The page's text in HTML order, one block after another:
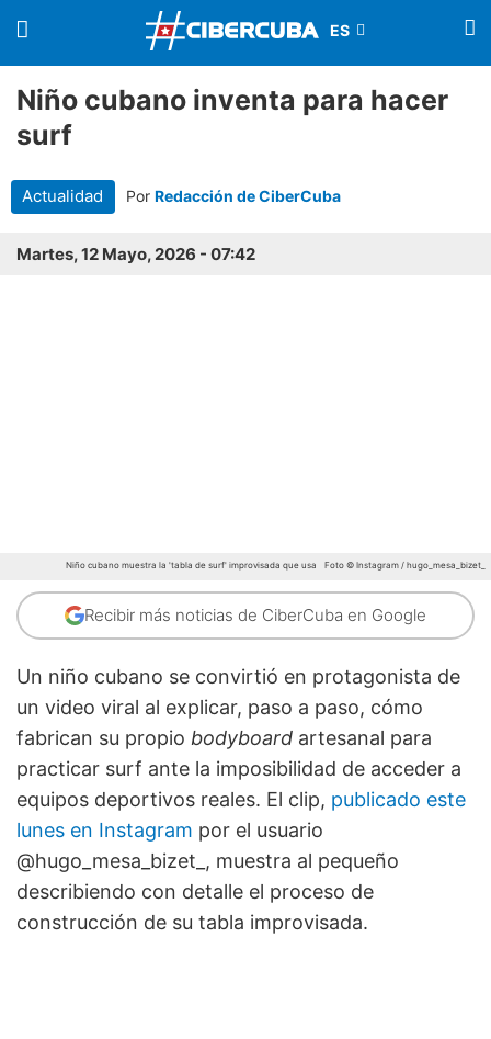
Niño cubano inventa para hacer
surf
Actualidad Por Redacción de CiberCuba
Martes, 12 Mayo, 2026 - 07:42
Niño cubano muestra la 'tabla de surf' improvisada que usa Foto © Instagram / hugo_mesa_bizet_
Recibir más noticias de CiberCuba en Google
Un niño cubano se convirtió en protagonista de
un video viral al explicar, paso a paso, cómo
fabrican su propio bodyboard artesanal para
practicar surf ante la imposibilidad de acceder a
equipos deportivos reales. El clip, publicado este
lunes en Instagram por el usuario
@hugo_mesa_bizet_, muestra al pequeño
describiendo con detalle el proceso de
construcción de su tabla improvisada.